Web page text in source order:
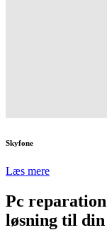
Skyfone
Læs mere
Pc
løsning til